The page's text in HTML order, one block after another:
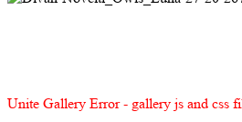
Unite Gallery Error - gallery js and css